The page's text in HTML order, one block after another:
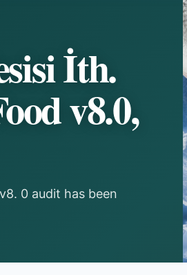
İth.
v8.0,
0 audit has been